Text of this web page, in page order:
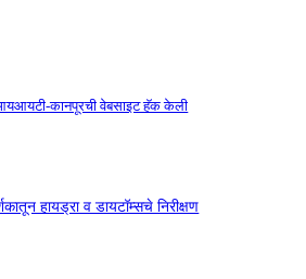
आयआयटी-कानपूरची वेबसाइट हॅक केली
हायड्रा व डायटॉम्सचे निरीक्षण